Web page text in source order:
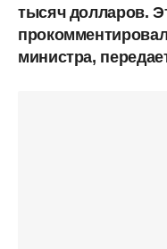
тысяч долларов.
министра,